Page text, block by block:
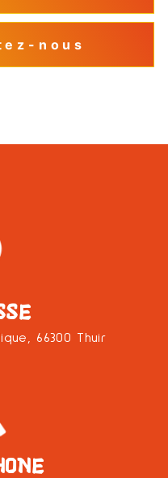
nous
66300 Thuir